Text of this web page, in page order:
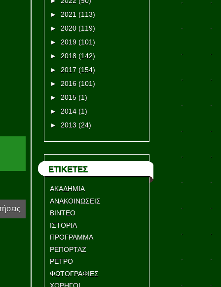
► 2021 (113)
► 2020 (119)
► 2019 (101)
► 2018 (142)
► 2017 (154)
► 2016 (101)
► 2015 (1)
► 2014 (1)
► 2013 (24)
ΕΤΙΚΕΤΕΣ
ΑΚΑΔΗΜΙΑ
ΑΝΑΚΟΙΝΩΣΕΙΣ
ΒΙΝΤΕΟ
ΙΣΤΟΡΙΑ
ΠΡΟΓΡΑΜΜΑ
ΡΕΠΟΡΤΑΖ
ΡΕΤΡΟ
ΦΩΤΟΓΡΑΦΙΕΣ